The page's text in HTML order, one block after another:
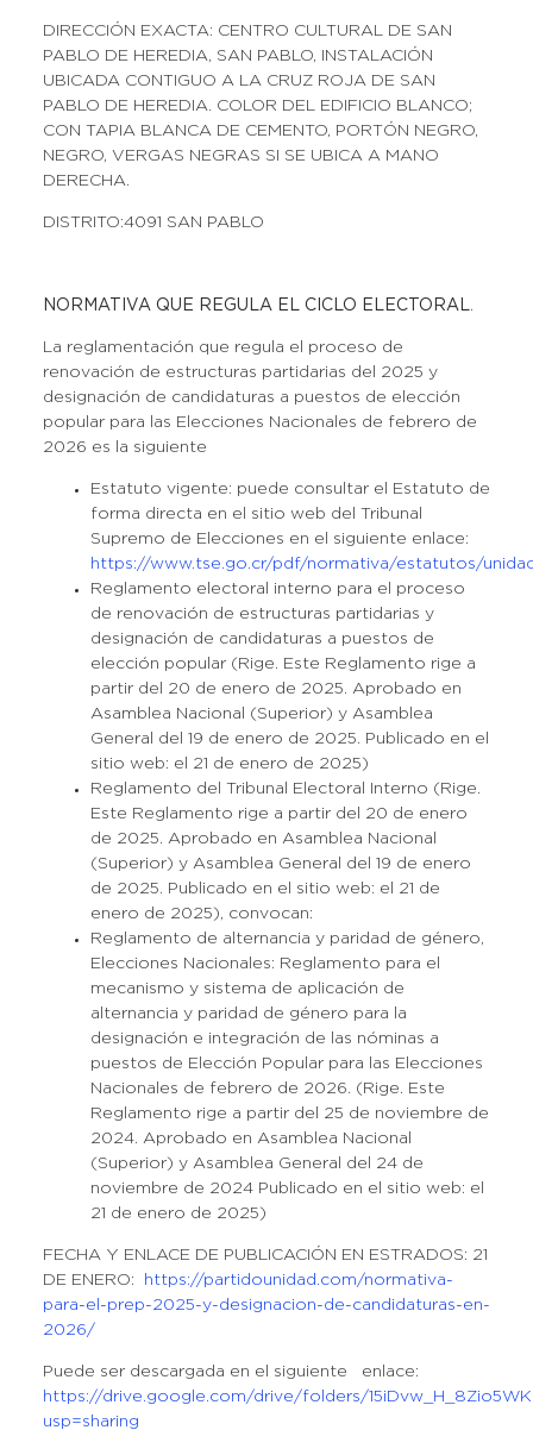
DIRECCIÓN EXACTA: CENTRO CULTURAL DE SAN
PABLO DE HEREDIA, SAN PABLO, INSTALACIÓN
UBICADA CONTIGUO A LA CRUZ ROJA DE SAN
PABLO DE HEREDIA. COLOR DEL EDIFICIO BLANCO;
CON TAPIA BLANCA DE CEMENTO, PORTÓN NEGRO,
NEGRO, VERGAS NEGRAS SI SE UBICA A MANO
DERECHA.
DISTRITO:4091 SAN PABLO
NORMATIVA QUE REGULA EL CICLO ELECTORAL
La reglamentación que regula el proceso de
renovación de estructuras partidarias del 2025 y
designación de candidaturas a puestos de elección
popular para las Elecciones Nacionales de febrero de
2026 es la siguiente
Estatuto vigente: puede consultar el Estatuto de
forma directa en el sitio web del Tribunal
Supremo de Elecciones en el siguiente enlace:
https://www.tse.go.cr/pdf/normativa/estatutos/
Reglamento electoral interno para el proceso
de renovación de estructuras partidarias y
designación de candidaturas a puestos de
elección popular (Rige. Este Reglamento rige a
partir del 20 de enero de 2025. Aprobado en
Asamblea Nacional (Superior) y Asamblea
General del 19 de enero de 2025. Publicado en el
sitio web: el 21 de enero de 2025)
Reglamento del Tribunal Electoral Interno (Rige.
Este Reglamento rige a partir del 20 de enero
de 2025. Aprobado en Asamblea Nacional
(Superior) y Asamblea General del 19 de enero
de 2025. Publicado en el sitio web: el 21 de
enero de 2025), convocan:
Reglamento de alternancia y paridad de género,
Elecciones Nacionales: Reglamento para el
mecanismo y sistema de aplicación de
alternancia y paridad de género para la
designación e integración de las nóminas a
puestos de Elección Popular para las Elecciones
Nacionales de febrero de 2026. (Rige. Este
Reglamento rige a partir del 25 de noviembre de
2024. Aprobado en Asamblea Nacional
(Superior) y Asamblea General del 24 de
noviembre de 2024 Publicado en el sitio web: el
21 de enero de 2025)
FECHA Y ENLACE DE PUBLICACIÓN EN ESTRADOS: 21
DE ENERO:
https://partidounidad.com/normativa-
para-el-prep-2025-y-designacion-de-candidaturas-en-
2026/
Puede ser descargada en el siguiente enlace:
https://drive.google.com/drive/folders/
usp=sharing